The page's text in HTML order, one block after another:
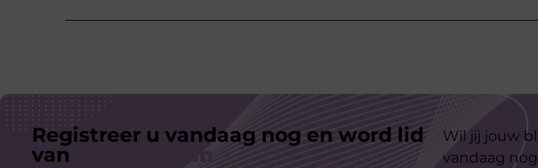
Registreer u vandaag nog en word lid
van
Wil jij jouw
vandaag